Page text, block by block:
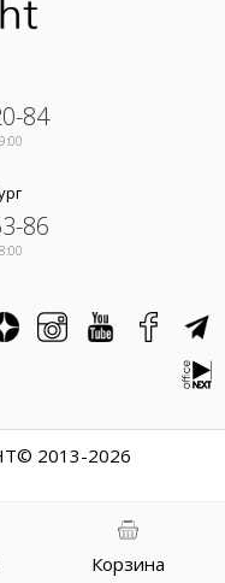
84
86
2013-2026
Корзина